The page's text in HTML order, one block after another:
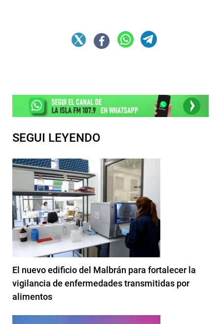
SEGUI LEYENDO
El nuevo edificio del Malbrán para fortalecer la
vigilancia de enfermedades transmitidas por
alimentos